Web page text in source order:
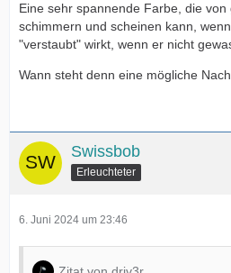
Eine sehr spannende Farbe, die
schimmern und scheinen kann,
"verstaubt" wirkt, wenn er nicht
Wann steht denn eine mögliche
Swissbob
Erleuchteter
6. Juni 2024 um 23:46